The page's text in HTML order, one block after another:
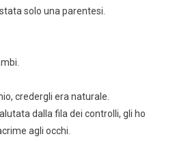
solo una parentesi.
credergli era naturale.
dalla fila dei controlli, gli ho
agli occhi.